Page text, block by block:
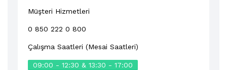
Müşteri Hizmetleri
0 850 222 0 800
Çalışma Saatleri (Mesai Saatleri)
09:00 - 12:30 & 13:30 - 17:00